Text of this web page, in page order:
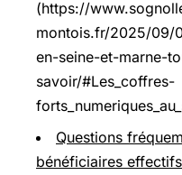
(https://
montois.fr/2025/09/
en-seine-et-marne-
savoir/#Les_coffres-
Questions
bénéficiaires